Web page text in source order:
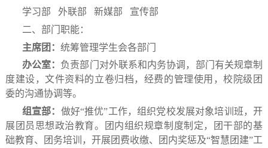
学习部 外联部 新媒部 宣传部
二、部门职能：
主席团： 统筹管理学生会各部门
办公室： 负责部门对外联系和内务协调，部门有关规章制
度建设，文件资料的立卷归档，经费的管理使用，校院级团
委的沟通协调等。
组宣部： 做好“推优”工作，组织党校发展对象培训班，开
展团员思想政治教育。团内组织规章制度制定，团干部的基
础教育、团务培训，开展团费收缴、团内奖惩及“智慧团建”工